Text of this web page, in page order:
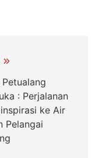
: Perjalanan
ke Air
Pelangai